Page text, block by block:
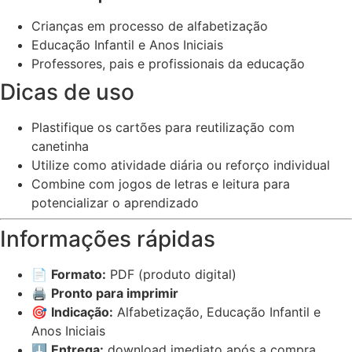
Crianças em processo de alfabetização
Educação Infantil e Anos Iniciais
Professores, pais e profissionais da educação
Dicas de uso
Plastifique os cartões para reutilização com
canetinha
Utilize como atividade diária ou reforço individual
Combine com jogos de letras e leitura para
potencializar o aprendizado
Informações rápidas
📄 Formato: PDF (produto digital)
🖨️ Pronto para imprimir
🎯 Indicação: Alfabetização, Educação Infantil e
Anos Iniciais